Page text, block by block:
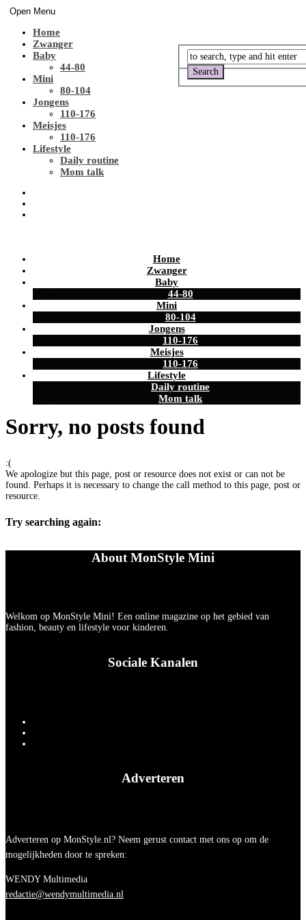
Open Menu
Home
Zwanger
Baby
44-80
Mini
80-104
Jongens
110-176
Meisjes
110-176
Lifestyle
Daily routine
Mom talk
Home
Zwanger
Baby
44-80
Mini
80-104
Jongens
110-176
Meisjes
110-176
Lifestyle
Daily routine
Mom talk
Sorry, no posts found
:(
We apologize but this page, post or resource does not exist or can not be
found. Perhaps it is necessary to change the call method to this page, post or
resource.
Try searching again:
About MonStyle Mini
Welkom op MonStyle Mini! Een online magazine op het gebied van
fashion, beauty en lifestyle voor kinderen.
Sociale Kanalen
Adverteren
Adverteren op MonStyle.nl? Neem gerust contact met ons op om de
mogelijkheden door te spreken:
WENDY Multimedia
redactie@wendymultimedia.nl